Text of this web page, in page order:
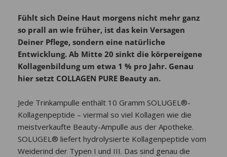
Fühlt sich Deine Haut morgens nicht mehr ganz
so prall an wie früher, ist das kein Versagen
Deiner Pflege, sondern eine natürliche
Entwicklung. Ab Mitte 20 sinkt die körpereigene
Kollagenbildung um etwa 1 % pro Jahr. Genau
hier setzt COLLAGEN PURE Beauty an.
Jede Trinkampulle enthält 10 Gramm SOLUGEL®-
Kollagenpeptide – viermal so viel Kollagen wie die
meistverkaufte Beauty-Ampulle aus der Apotheke.
SOLUGEL® liefert hydrolysierte Kollagenpeptide vom
Weiderind der Typen I und III. Das sind genau die